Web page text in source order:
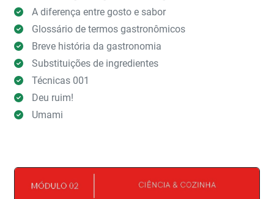
A diferença entre gosto e sabor
Glossário de termos gastronômicos
Breve história da gastronomia
Substituições de ingredientes
Técnicas 001
Deu ruim!
Umami